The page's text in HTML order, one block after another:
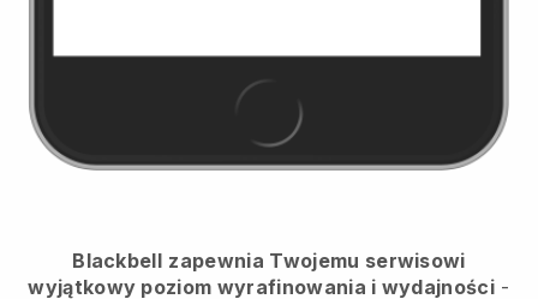
Blackbell zapewnia Twojemu serwisowi
wyjątkowy poziom wyrafinowania i wydajności -